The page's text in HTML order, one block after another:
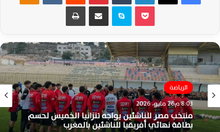
سكايب مشاركة عبر البريد طباعة
الرياضة
8:03 م26 مايو، 2026
منتخب مصر للناشئين يواجه تنزانيا الخميس لحسم
بطاقة نهائي أفريقيا للناشئين بالمغرب